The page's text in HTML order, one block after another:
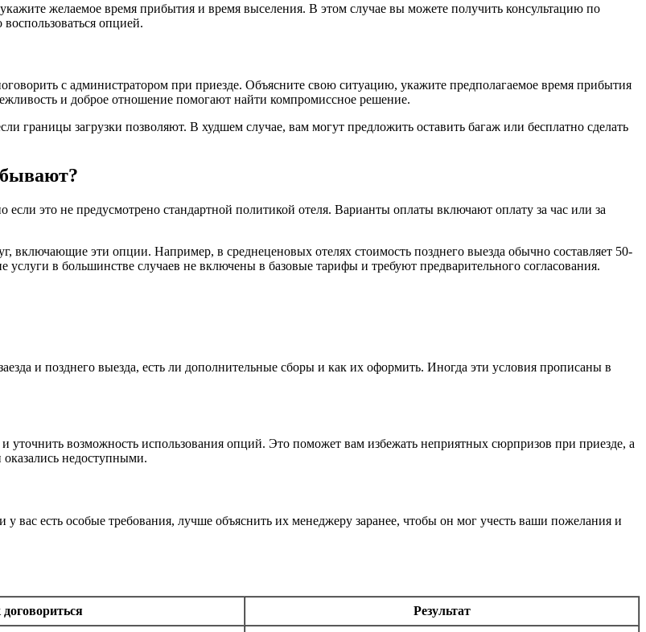
желаемое время прибытия и время выселения. В этом случае вы можете получить консультацию по
опцией.
с администратором при приезде. Объясните свою ситуацию, укажите предполагаемое время прибытия
и доброе отношение помогают найти компромиссное решение.
границы загрузки позволяют. В худшем случае, вам могут предложить оставить багаж или бесплатно сделать
это не предусмотрено стандартной политикой отеля. Варианты оплаты включают оплату за час или за
включающие эти опции. Например, в среднеценовых отелях стоимость позднего выезда обычно составляет 50-
в большинстве случаев не включены в базовые тарифы и требуют предварительного согласования.
и позднего выезда, есть ли дополнительные сборы и как их оформить. Иногда эти условия прописаны в
уточнить возможность использования опций. Это поможет вам избежать неприятных сюрпризов при приезде, а
недоступными.
вас есть особые требования, лучше объяснить их менеджеру заранее, чтобы он мог учесть ваши пожелания и
Результат